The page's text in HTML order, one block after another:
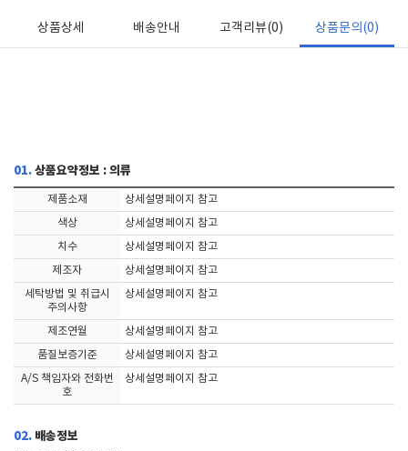
상품상세 배송안내 고객리뷰(0) 상품문의(0)
01.상품요약정보 : 의류
제품소재
상세설명페이지 참고
색상
상세설명페이지 참고
치수
상세설명페이지 참고
제조자
상세설명페이지 참고
세탁방법 및 취급시
주의사항
상세설명페이지 참고
제조연월
상세설명페이지 참고
품질보증기준
상세설명페이지 참고
A/S 책임자와 전화번
호
상세설명페이지 참고
02. 배송정보